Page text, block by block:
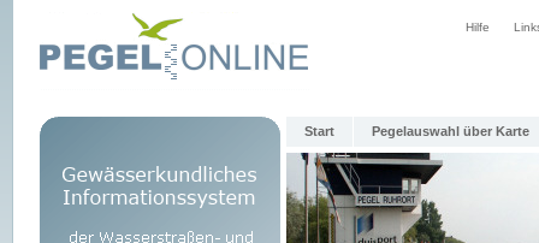
Hilfe
Start Pegelauswahl über Karte